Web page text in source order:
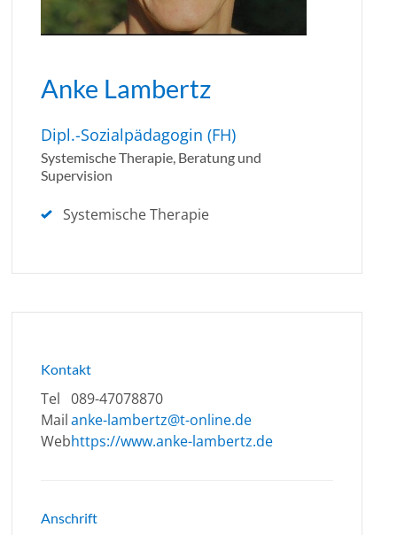
Anke Lambertz
Dipl.-Sozialpädagogin (FH)
Systemische Therapie, Beratung und
Supervision
Systemische Therapie
Kontakt
Tel 089-47078870
Mailanke-lambertz@t-online.de
Webhttps://www.anke-lambertz.de
Anschrift